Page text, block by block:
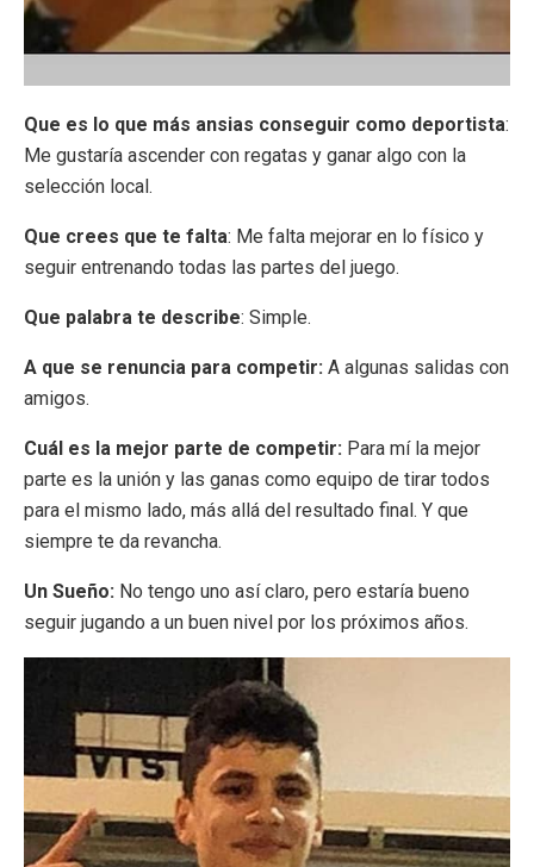
Que es lo que más ansias conseguir como deportista:
Me gustaría ascender con regatas y ganar algo con la
selección local.
Que crees que te falta: Me falta mejorar en lo físico y
seguir entrenando todas las partes del juego.
Que palabra te describe: Simple.
A que se renuncia para competir: A algunas salidas con
amigos.
Cuál es la mejor parte de competir: Para mí la mejor
parte es la unión y las ganas como equipo de tirar todos
para el mismo lado, más allá del resultado final. Y que
siempre te da revancha.
Un Sueño: No tengo uno así claro, pero estaría bueno
seguir jugando a un buen nivel por los próximos años.